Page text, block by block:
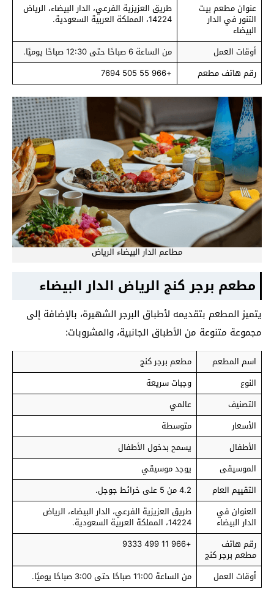
عنوان مطعم بيت
التنور في الدار
البيضاء
طريق العزيزية الفرعي، الدار البيضاء، الرياض
14224، المملكة العربية السعودية.
أوقات العمل
من الساعة 6 صباحًا حتى 12:30 صباحًا يوميًا.
رقم هاتف مطعم
+966 55 505 7694
مطاعم الدار البيضاء الرياض
مطعم برجر كنج الرياض الدار البيضاء
يتميز المطعم بتقديمه لأطباق البرجر الشهيرة، بالإضافة إلى
مجموعة متنوعة من الأطباق الجانبية، والمشروبات:
اسم المطعم
مطعم برجر كنج
النوع
وجبات سريعة
التصنيف
عالمي
الأسعار
متوسطة
الأطفال
يسمح بدخول الأطفال
الموسيقى
يوجد موسيقي
التقييم العام
4.2 من 5 على خرائط جوجل.
العنوان في
الدار البيضاء
طريق العزيزية الفرعي، الدار البيضاء، الرياض
14224، المملكة العربية السعودية.
رقم هاتف
مطعم برجر كنج
+966 11 499 9333
أوقات العمل من الساعة 11:00 صباحًا حتى 3:00 صباحًا يوميًا.